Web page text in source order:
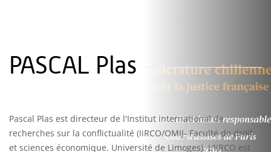
PASCAL Plas
Pascal Plas est directeur de l'Institut international de
recherches sur la conflictualité (IiRCO/OMIJ- Faculté de droit
et sciences économique. Université de Limoges). L’IiRCO est